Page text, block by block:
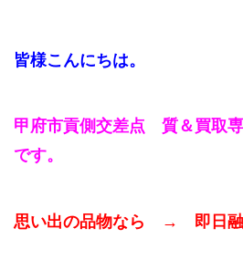
皆様こんにちは。
甲府市貢側交差点 質＆買取
です。
思い出の品物なら → 即日融